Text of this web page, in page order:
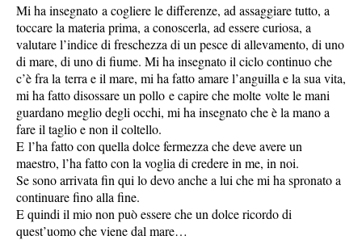
Mi ha insegnato a cogliere le differenze, ad assaggiare tutto, a
toccare la materia prima, a conoscerla, ad essere curiosa, a
valutare l’indice di freschezza di un pesce di allevamento, di uno
di mare, di uno di fiume. Mi ha insegnato il ciclo continuo che
c’è fra la terra e il mare, mi ha fatto amare l’anguilla e la sua vita,
mi ha fatto disossare un pollo e capire che molte volte le mani
guardano meglio degli occhi, mi ha insegnato che è la mano a
fare il taglio e non il coltello.
E l’ha fatto con quella dolce fermezza che deve avere un
maestro, l’ha fatto con la voglia di credere in me, in noi.
Se sono arrivata fin qui lo devo anche a lui che mi ha spronato a
continuare fino alla fine.
E quindi il mio non può essere che un dolce ricordo di
quest’uomo che viene dal mare…